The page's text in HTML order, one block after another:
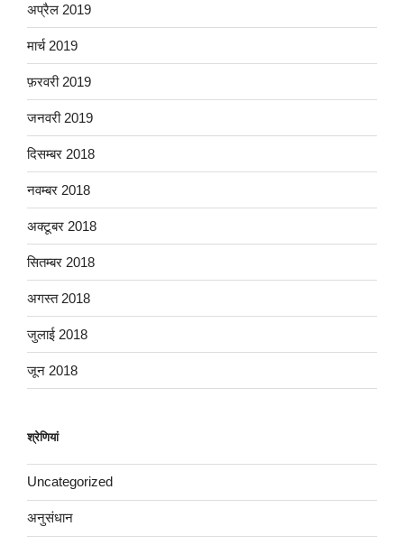
अप्रैल 2019
मार्च 2019
फ़रवरी 2019
जनवरी 2019
दिसम्बर 2018
नवम्बर 2018
अक्टूबर 2018
सितम्बर 2018
अगस्त 2018
जुलाई 2018
जून 2018
श्रेणियां
Uncategorized
अनुसंधान